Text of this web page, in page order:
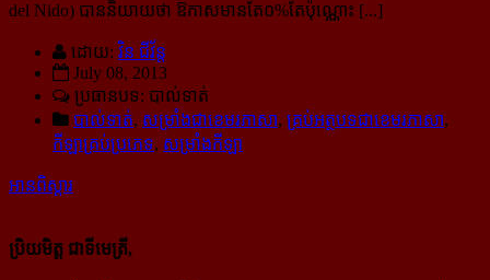
del Nido) បាននិយាយថា ឱកាសមាន​តែ​០%តែប៉ុណ្ណោះ [...]
ដោយ: វិន ជីវ័ន្ត
July 08, 2013
ប្រធានបទ: បាល់ទាត់
បាល់ទាត់, សម្រាំងជាខេមរភាសា, គ្រប់អត្ថបទជាខេមរភាសា,
កីឡាគ្រប់ប្រភេទ, សម្រាំងកីឡា
អានពិស្ដារ
ប្រិយមិត្ត ជាទីមេត្រី,